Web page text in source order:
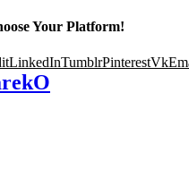
Your Platform!
LinkedInTumblrPinterestVk